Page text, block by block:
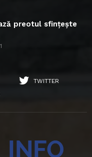
preotul sfințește
TWITTER